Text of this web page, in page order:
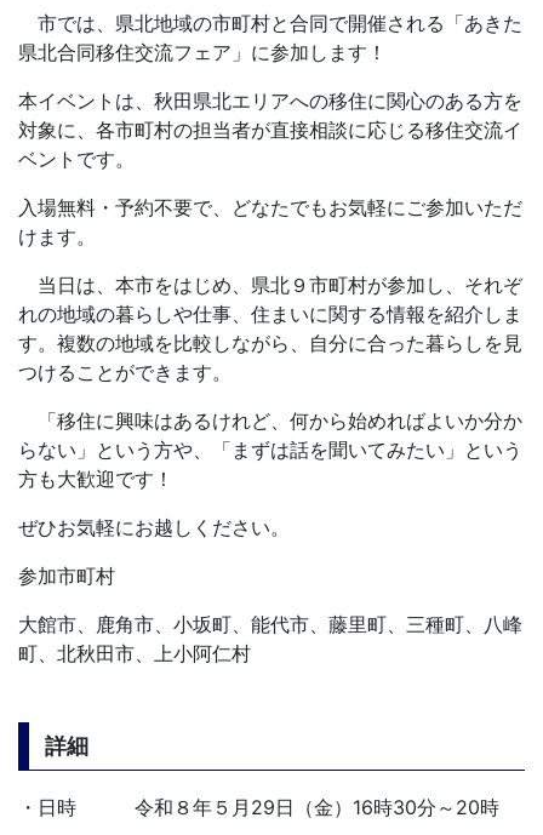
市では、県北地域の市町村と合同で開催される「あきた
県北合同移住交流フェア」に参加します！
本イベントは、秋田県北エリアへの移住に関心のある方を
対象に、各市町村の担当者が直接相談に応じる移住交流イ
ベントです。
入場無料・予約不要で、どなたでもお気軽にご参加いただ
けます。
当日は、本市をはじめ、県北９市町村が参加し、それぞ
れの地域の暮らしや仕事、住まいに関する情報を紹介しま
す。複数の地域を比較しながら、自分に合った暮らしを見
つけることができます。
「移住に興味はあるけれど、何から始めればよいか分か
らない」という方や、「まずは話を聞いてみたい」という
方も大歓迎です！
ぜひお気軽にお越しください。
参加市町村
大館市、鹿角市、小坂町、能代市、藤里町、三種町、八峰
町、北秋田市、上小阿仁村
詳細
・日時 令和８年５月29日（金）16時30分～20時